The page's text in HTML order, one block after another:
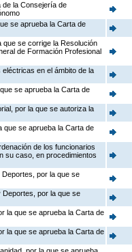
de la Consejería de
se aprueba la Carta de
que se corrige la Resolución
de Formación Profesional
en el ámbito de la
se aprueba la Carta de
por la que se autoriza la
que se aprueba la Carta de
de los funcionarios
su caso, en procedimientos
por la que se
Deportes, por la que se
la que se aprueba la Carta de
la que se aprueba la Carta de